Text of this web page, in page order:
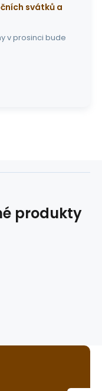
svátků a
v prosinci bude
produkty